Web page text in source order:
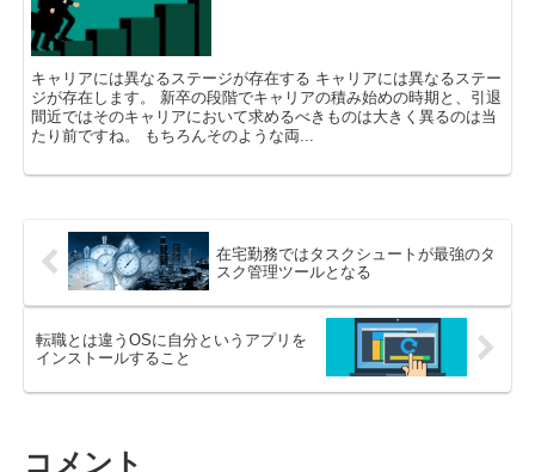
キャリアには異なるステージが存在する キャリアには異なるステー
ジが存在します。 新卒の段階でキャリアの積み始めの時期と、引退
間近ではそのキャリアにおいて求めるべきものは大きく異るのは当
たり前ですね。 もちろんそのような両...
在宅勤務ではタスクシュートが最強のタ
スク管理ツールとなる
転職とは違うOSに自分というアプリを
インストールすること
コメント